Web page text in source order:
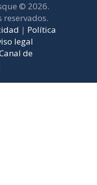
© 2026.
reservados.
| Política
legal
de